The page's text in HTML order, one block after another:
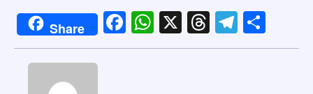
Share Facebook
WhatsApp
X Threads